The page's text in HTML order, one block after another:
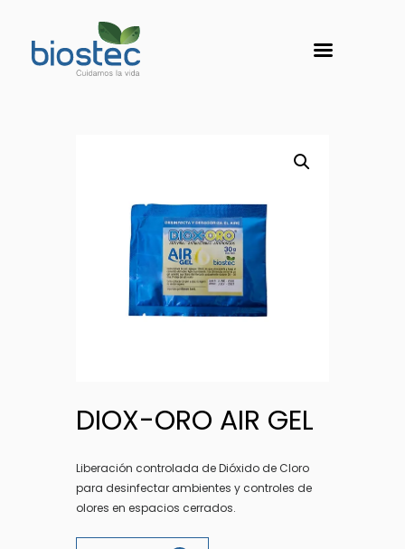
DIOX-ORO AIR GEL
Liberación controlada de Dióxido de Cloro
para desinfectar ambientes y controles de
olores en espacios cerrados.